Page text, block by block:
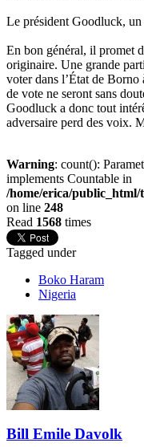
Le président Goodluck,
En bon général, il promet
originaire. Une grande
voter dans l’État de Borno
de vote ne seront sans
Goodluck a donc tout
adversaire perd des voix.
Warning: count():
implements Countable in
/home/erica/
on line 248
Read 1568 times
Tagged under
Boko Haram
Nigeria
Bill Emile Davolk